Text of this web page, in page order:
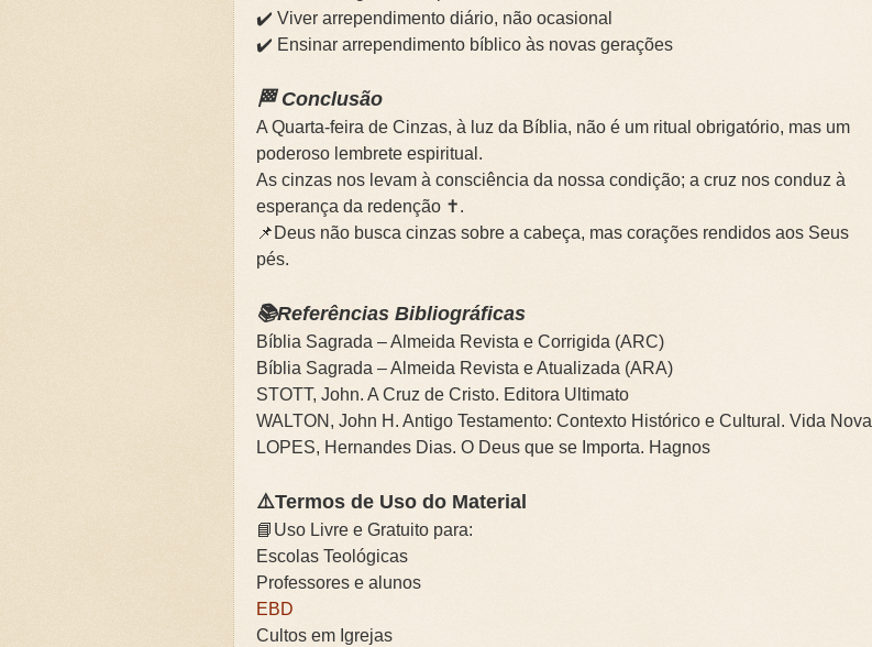
✔️ Viver arrependimento diário, não ocasional
✔️ Ensinar arrependimento bíblico às novas gerações
🏁 Conclusão
A Quarta-feira de Cinzas, à luz da Bíblia, não é um ritual obrigatório, mas um
poderoso lembrete espiritual.
As cinzas nos levam à consciência da nossa condição; a cruz nos conduz à
esperança da redenção ✝️.
📌Deus não busca cinzas sobre a cabeça, mas corações rendidos aos Seus
pés.
📚Referências Bibliográficas
Bíblia Sagrada – Almeida Revista e Corrigida (ARC)
Bíblia Sagrada – Almeida Revista e Atualizada (ARA)
STOTT, John. A Cruz de Cristo. Editora Ultimato
WALTON, John H. Antigo Testamento: Contexto Histórico e Cultural. Vida Nova
LOPES, Hernandes Dias. O Deus que se Importa. Hagnos
⚠️Termos de Uso do Material
📘Uso Livre e Gratuito para:
Escolas Teológicas
Professores e alunos
EBD
Cultos em Igrejas